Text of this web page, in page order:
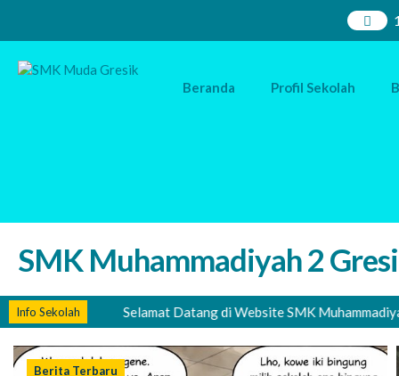
Beranda Profil Sekolah
SMK Muhammadiyah 2
Info Sekolah Selamat Datang di Website SMK Muhammadiyah
Berita Terbaru